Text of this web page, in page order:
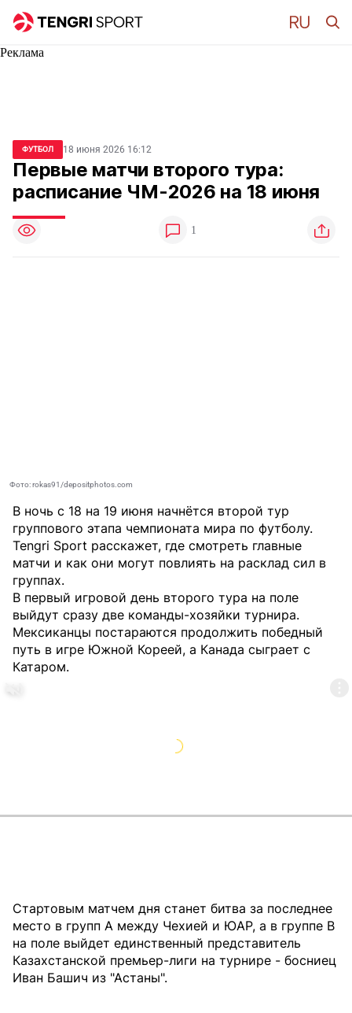
Реклама
ФУТБОЛ 18 июня 2026 16:12
Первые матчи второго тура:
расписание ЧМ-2026 на 18 июня
1
Фото: rokas91/depositphotos.com
В ночь с 18 на 19 июня начнётся второй тур
группового этапа чемпионата мира по футболу.
Tengri Sport расскажет, где смотреть главные
матчи и как они могут повлиять на расклад сил в
группах.
В первый игровой день второго тура на поле
выйдут сразу две команды-хозяйки турнира.
Мексиканцы постараются продолжить победный
путь в игре Южной Кореей, а Канада сыграет с
Катаром.
Стартовым матчем дня станет битва за последнее
место в групп А между Чехией и ЮАР, а в группе B
на поле выйдет единственный представитель
Казахстанской премьер-лиги на турнире - босниец
Иван Башич из "Астаны".